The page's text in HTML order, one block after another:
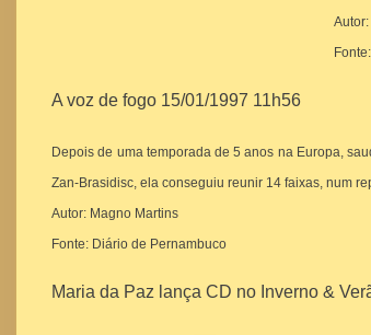
A voz de fogo 15/01/1997 11h56
Depois de uma temporada de 5 anos na Europa,
Zan-Brasidisc, ela conseguiu reunir 14 faixas, num
Autor: Magno Martins
Fonte: Diário de Pernambuco
Maria da Paz lança CD no Inverno &